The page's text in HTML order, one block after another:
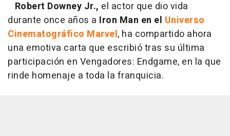
Robert Downey Jr., el actor que dio vida
durante once años a Iron Man en el Universo
Cinematográfico Marvel, ha compartido ahora
una emotiva carta que escribió tras su última
participación en Vengadores: Endgame, en la que
rinde homenaje a toda la franquicia.